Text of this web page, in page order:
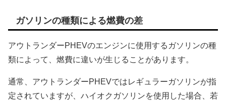
ガソリンの種類による燃費の差
アウトランダーPHEVのエンジンに使用するガソリンの種
類によって、燃費に違いが生じることがあります。
通常、アウトランダーPHEVではレギュラーガソリンが指
定されていますが、ハイオクガソリンを使用した場合、若